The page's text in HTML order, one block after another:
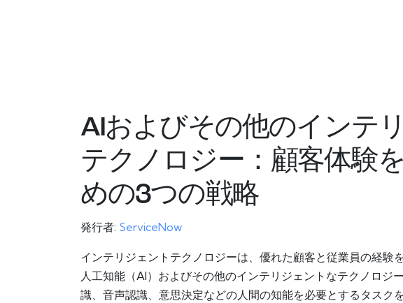
AIおよびその他のインテ
テクノロジー：顧客体験
めの3つの戦略
発行者: ServiceNow
インテリジェントテクノロジーは、優れた顧客と従業員の経験を
人工知能（AI）およびその他のインテリジェントなテクノロジ
識、音声認識、意思決定などの人間の知能を必要とするタスク